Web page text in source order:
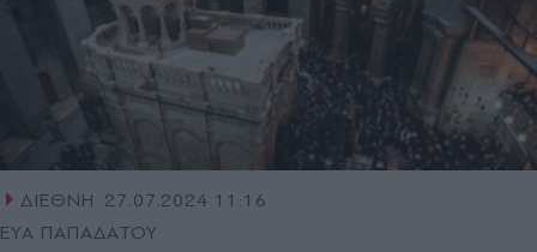
ΔΙΕΘΝΗ
27.07.2024 11:16
ΕΥΑ ΠΑΠΑΔΑΤΟΥ